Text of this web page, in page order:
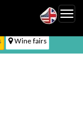
Wine fairs